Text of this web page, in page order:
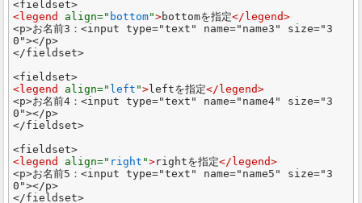
<legend align=" bottom">bottomを指定</legend>
<p>お名前3：<input type="text" name="name3" size="3
0"></p>
</fieldset>
<legend align=" left ">leftを指定</legend>
<p>お名前4：<input type="text" name="name4" size="3
0"></p>
</fieldset>
<legend align=" right ">rightを指定</legend>
<p>お名前5：<input type="text" name="name5" size="3
0"></p>
</fieldset>